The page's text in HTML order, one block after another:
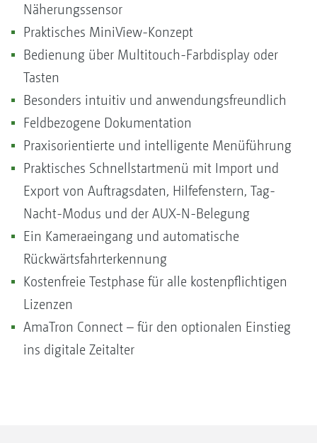
Näherungssensor
Praktisches MiniView-Konzept
Bedienung über Multitouch-Farbdisplay oder
Tasten
Besonders intuitiv und anwendungsfreundlich
Feldbezogene Dokumentation
Praxisorientierte und intelligente Menüführung
Praktisches Schnellstartmenü mit Import und
Export von Auftragsdaten, Hilfefenstern, Tag-
Nacht-Modus und der AUX-N-Belegung
Ein Kameraeingang und automatische
Rückwärtsfahrterkennung
Kostenfreie Testphase für alle kostenpflichtigen
Lizenzen
AmaTron Connect – für den optionalen Einstieg
ins digitale Zeitalter